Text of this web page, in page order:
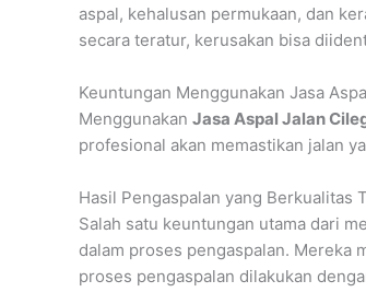
aspal, kehalusan permukaan, dan
secara teratur, kerusakan bisa
Keuntungan Menggunakan Jasa
Menggunakan Jasa Aspal Jalan
profesional akan memastikan jalan
Hasil Pengaspalan yang Berkualitas
Salah satu keuntungan utama dari
dalam proses pengaspalan. Mereka
proses pengaspalan dilakukan